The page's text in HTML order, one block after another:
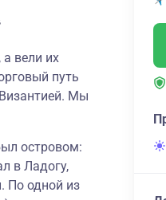
вели их
путь
Мы
островом:
в Ладогу,
По одной из